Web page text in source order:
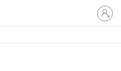
vous
à
compte